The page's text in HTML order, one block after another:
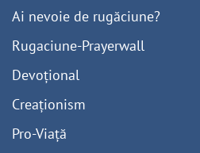
Ai nevoie de rugăciune?
Rugaciune-Prayerwall
Devoțional
Creaționism
Pro-Viață